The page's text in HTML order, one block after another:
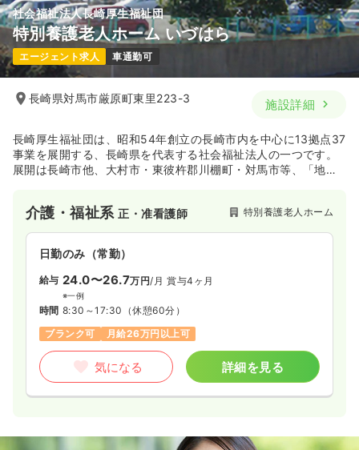
社会福祉法人長崎厚生福祉団
特別養護老人ホーム いづはら
エージェント求人 車通勤可
長崎県対馬市厳原町東里223-3 施設詳細
長崎厚生福祉団は、昭和54年創立の長崎市内を中心に13拠点37
事業を展開する、長崎県を代表する社会福祉法人の一つです。
展開は長崎市他、大村市・東彼杵郡川棚町・対馬市等、「地域
サービスを担う中心的存在として期待される法人です。
介護・福祉系正・准看護師 特別養護老人ホーム
日勤のみ（常勤）
給与 24.0〜26.7万円/月 賞与4ヶ月
※一例
時間 8:30～17:30 （休憩60分）
ブランク可
月給26万円以上可
気になる 詳細を見る